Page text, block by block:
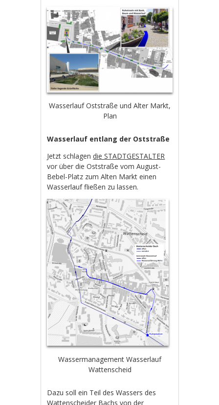
Wasserlauf Oststraße und Alter Markt,
Plan
Wasserlauf entlang der Oststraße
Jetzt schlagendie STADTGESTALTER
vor über die Oststraße vom August-
Bebel-Platz zum Alten Markt einen
Wasserlauf fließen zu lassen.
Wassermanagement Wasserlauf
Wattenscheid
Dazu soll ein Teil des Wassers des
Wattenscheider Bachs von der